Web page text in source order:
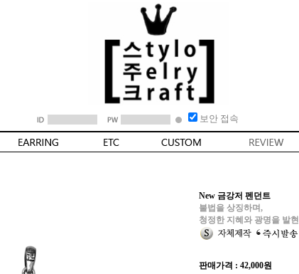
보안 접속
New 금강저 펜던트
불법을 상징하며,
청정한 지혜와 광명을 발현
판매가격 : 42,000원